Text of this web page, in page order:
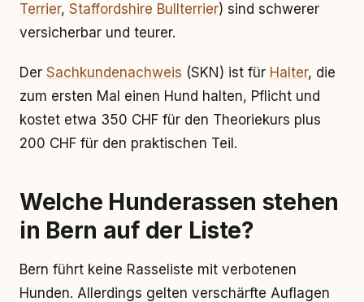
Terrier, Staffordshire Bullterrier) sind schwerer
versicherbar und teurer.
Der Sachkundenachweis (SKN) ist für Halter, die
zum ersten Mal einen Hund halten, Pflicht und
kostet etwa 350 CHF für den Theoriekurs plus
200 CHF für den praktischen Teil.
Welche Hunderassen stehen
in Bern auf der Liste?
Bern führt keine Rasseliste mit verbotenen
Hunden. Allerdings gelten verschärfte Auflagen